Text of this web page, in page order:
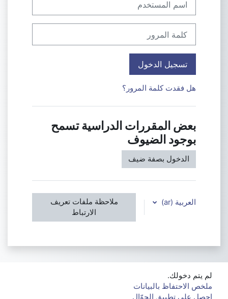
تسجيل الدخول
هل فقدت كلمة المرور؟
بعض المقررات الدراسية تسمح
بوجود الضيوف
الدخول بصفة ضيف
العربية ‎(ar)‎
ملاحظة ملفات تعريف
الارتباط
لم يتم دخولك.
ملخص الاحتفاظ بالبيانات
احصل على تطبيق الجوّال